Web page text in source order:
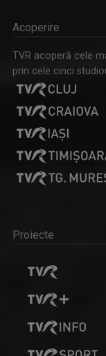
Acoperire
TVR acoperă cele
prin cele cinci
Proiecte